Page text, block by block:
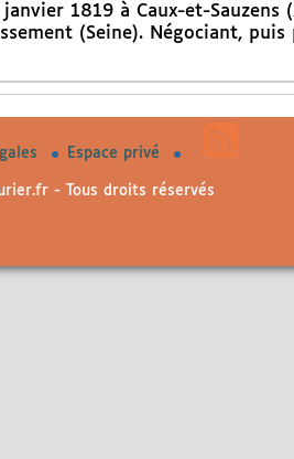
janvier 1819 à Caux-et-
(Seine). Négociant,
Espace privé
- Tous droits réservés